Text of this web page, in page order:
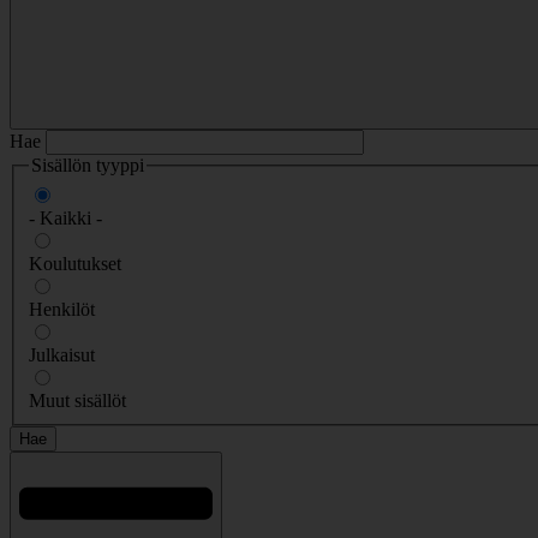
Hae
Sisällön tyyppi
- Kaikki -
Koulutukset
Henkilöt
Julkaisut
Muut sisällöt